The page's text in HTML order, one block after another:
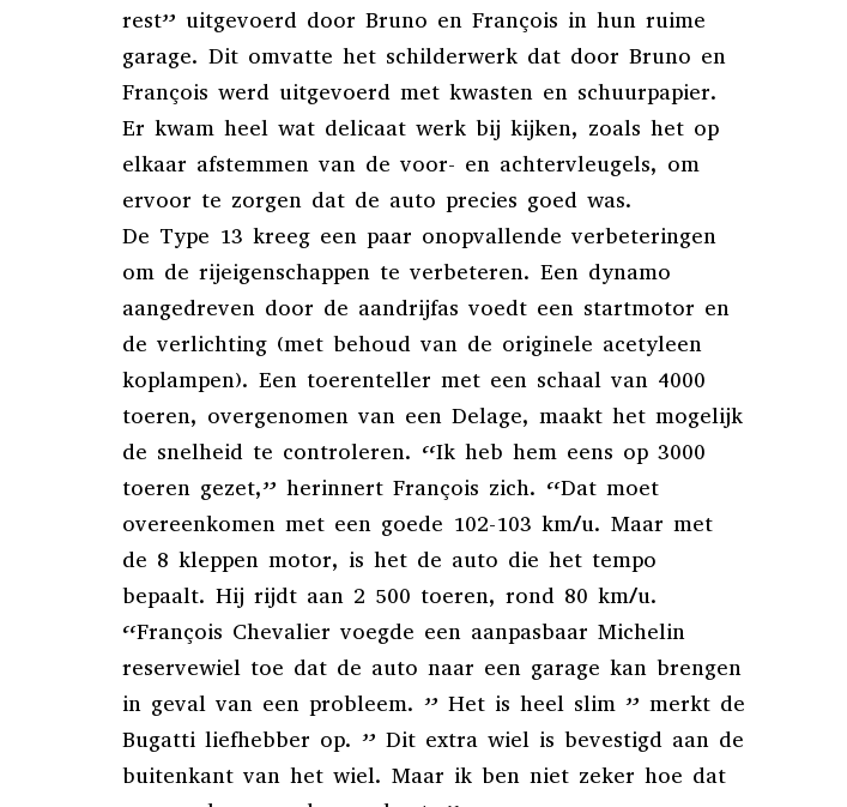
rest” uitgevoerd door Bruno en François in hun ruime
garage. Dit omvatte het schilderwerk dat door Bruno en
François werd uitgevoerd met kwasten en schuurpapier.
Er kwam heel wat delicaat werk bij kijken, zoals het op
elkaar afstemmen van de voor- en achtervleugels, om
ervoor te zorgen dat de auto precies goed was.
De Type 13 kreeg een paar onopvallende verbeteringen
om de rijeigenschappen te verbeteren. Een dynamo
aangedreven door de aandrijfas voedt een startmotor en
de verlichting (met behoud van de originele acetyleen
koplampen). Een toerenteller met een schaal van 4000
toeren, overgenomen van een Delage, maakt het mogelijk
de snelheid te controleren. “Ik heb hem eens op 3000
toeren gezet,” herinnert François zich. “Dat moet
overeenkomen met een goede 102-103 km/u. Maar met
de 8 kleppen motor, is het de auto die het tempo
bepaalt. Hij rijdt aan 2 500 toeren, rond 80 km/u.
“François Chevalier voegde een aanpasbaar Michelin
reservewiel toe dat de auto naar een garage kan brengen
in geval van een probleem. ” Het is heel slim ” merkt de
Bugatti liefhebber op. ” Dit extra wiel is bevestigd aan de
buitenkant van het wiel. Maar ik ben niet zeker hoe dat